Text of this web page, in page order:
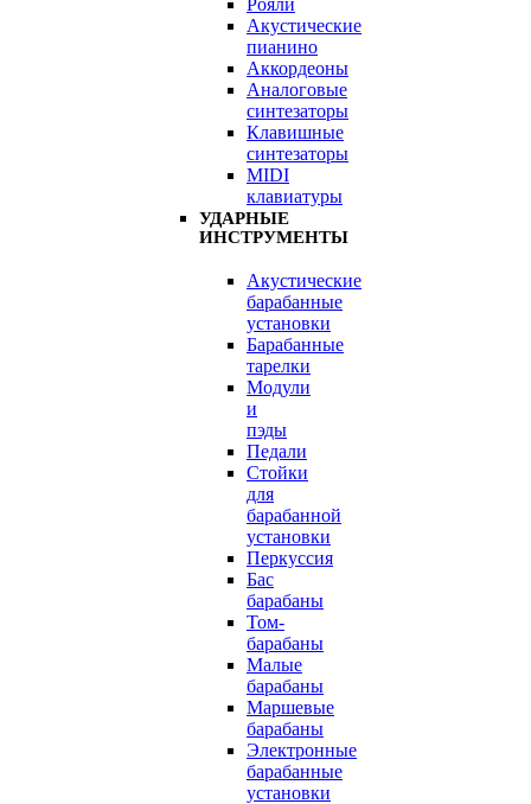
Рояли
Акустические
пианино
Аккордеоны
Аналоговые
синтезаторы
Клавишные
синтезаторы
MIDI
клавиатуры
УДАРНЫЕ
ИНСТРУМЕНТЫ
Акустические
барабанные
установки
Барабанные
тарелки
Модули
и
пэды
Педали
Стойки
для
барабанной
установки
Перкуссия
Бас
барабаны
Том-
барабаны
Малые
барабаны
Маршевые
барабаны
Электронные
барабанные
установки